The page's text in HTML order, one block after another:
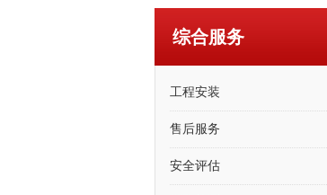
综合服务
工程安装
售后服务
安全评估